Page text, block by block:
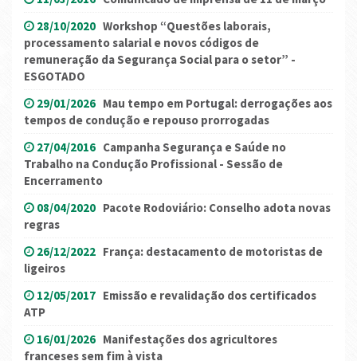
28/10/2020 Workshop “Questões laborais,
processamento salarial e novos códigos de
remuneração da Segurança Social para o setor” -
ESGOTADO
29/01/2026 Mau tempo em Portugal: derrogações aos
tempos de condução e repouso prorrogadas
27/04/2016 Campanha Segurança e Saúde no
Trabalho na Condução Profissional - Sessão de
Encerramento
08/04/2020 Pacote Rodoviário: Conselho adota novas
regras
26/12/2022 França: destacamento de motoristas de
ligeiros
12/05/2017 Emissão e revalidação dos certificados
ATP
16/01/2026 Manifestações dos agricultores
franceses sem fim à vista